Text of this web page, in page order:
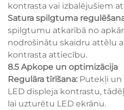
kontrasta vai izbalējušiem
Satura spilgtuma
spilgtumu atkarībā no
nodrošinātu skaidru attēlu
kontrasta attiecību.
8.5 Apkope un optimizācija
Regulāra tīrīšana: Putekļi un
LED displeja kontrastu,
lai uzturētu LED ekrānu.